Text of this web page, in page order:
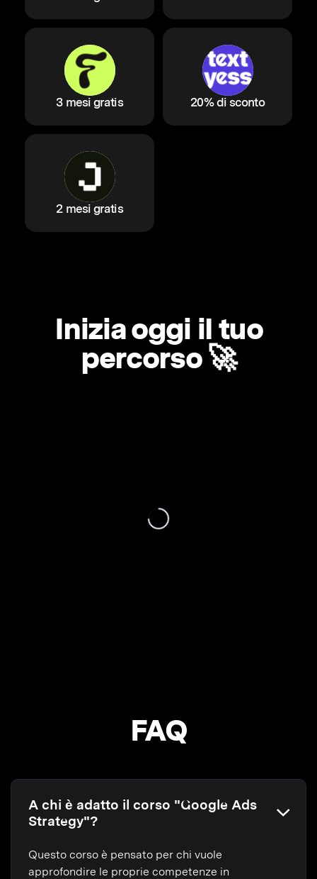
3 mesi gratis 20% di sconto
2 mesi gratis
Inizia oggi il tuo
percorso 🚀
FAQ
A chi è adatto il corso "Google Ads
Strategy"?
Questo corso è pensato per chi vuole
approfondire le proprie competenze in